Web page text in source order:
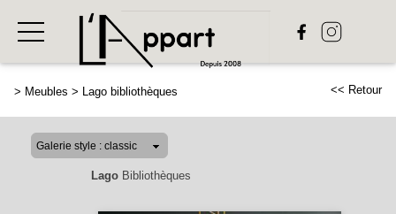
> Meubles > Lago bibliothèques << Retour
LagoBibliothèques